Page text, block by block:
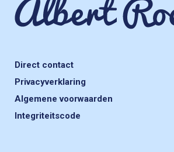
Direct contact
Privacyverklaring
Algemene voorwaarden
Integriteitscode